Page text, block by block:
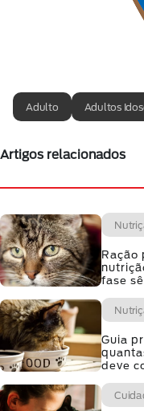
Adulto Adultos
Artigos relacionados
Ração
fase
Guia
deve